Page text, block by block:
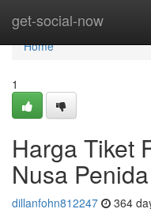
get-social-now
Home
Home
1
Harga Tiket
Nusa
dillanfohn812247 364